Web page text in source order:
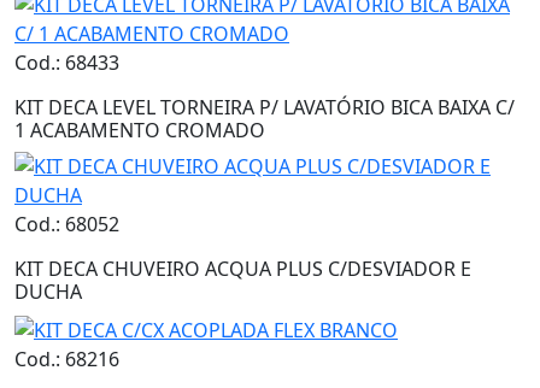
Cod.: 68433
KIT DECA LEVEL TORNEIRA P/ LAVATÓRIO BICA BAIXA C/
1 ACABAMENTO CROMADO
Cod.: 68052
KIT DECA CHUVEIRO ACQUA PLUS C/DESVIADOR E
DUCHA
Cod.: 68216